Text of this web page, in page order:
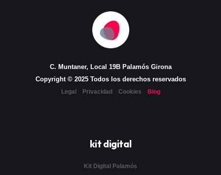
C. Muntaner, Local 19B Palamós Girona
Copyright © 2025 Todos los derechos reservados
Legal Privacidad Cookies Blog
kit digital
Kit Digital Palamós